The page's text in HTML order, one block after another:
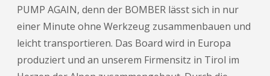
PUMP AGAIN, denn der BOMBER lässt sich in nur
einer Minute ohne Werkzeug zusammenbauen und
leicht transportieren. Das Board wird in Europa
produziert und an unserem Firmensitz in Tirol im